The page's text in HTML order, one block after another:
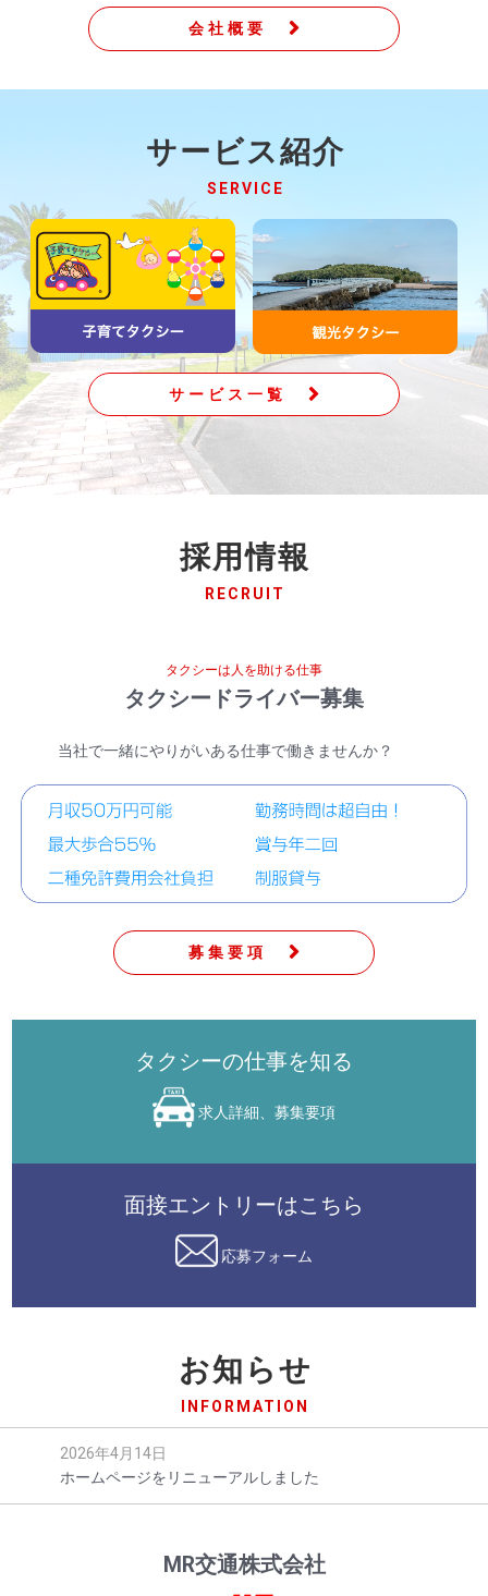
会社概要
サービス紹介
SERVICE
サービス一覧
採用情報
RECRUIT
タクシーは人を助ける仕事
タクシードライバー募集
当社で一緒にやりがいある仕事で働きませんか？
募集要項
面接エントリーはこちら
応募フォーム
タクシーの仕事を知る
求人詳細、募集要項
お知らせ
INFORMATION
2026年4月14日
ホームページをリニューアルしました
MR交通株式会社